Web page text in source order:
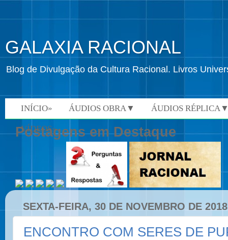
GALAXIA RACIONAL
Blog de Divulgação da Cultura Racional. Livros
INÍCIO» ÁUDIOS OBRA▼ ÁUDIOS
VÍDEOS»
Postagens em Destaque
SEXTA-FEIRA, 30 DE NOVEMBRO DE 2018
ENCONTRO COM SERES DE